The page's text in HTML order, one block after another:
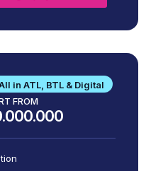
in ATL, BTL & Digital
FROM